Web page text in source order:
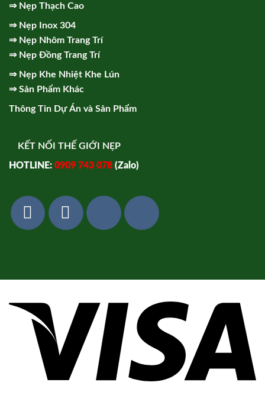
⇒ Nẹp Thạch Cao
⇒ Nẹp Inox 304
⇒ Nẹp Nhôm Trang Trí
⇒ Nẹp Đồng Trang Trí
⇒ Nẹp Khe Nhiệt Khe Lún
⇒Sản Phẩm Khác
Thông Tin Dự Án và Sản Phẩm
KẾT NỐI THẾ GIỚI NẸP
HOTLINE: 0909 743 078 (Zalo)